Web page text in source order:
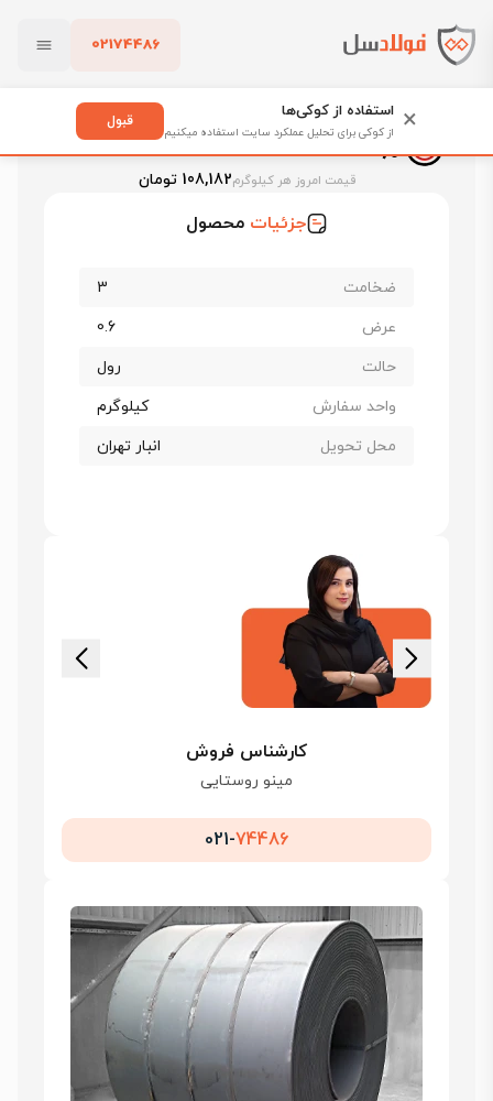
02174486
پاک کردن
فولادسل
ورق سیاه برشی اهواز st37 ضخامت 3 عرض
60
قیمت امروز هر کیلوگرم108,182 تومان
جزئیات محصول
ضخامت
3
عرض
0.6
حالت
رول
واحد سفارش
کیلوگرم
محل تحویل
انبار تهران
کارشناس فروش
مینو روستایی
021-74486
× استفاده از کوکی‌ها
از کوکی برای تحلیل عملکرد سایت استفاده میکنیم
قبول